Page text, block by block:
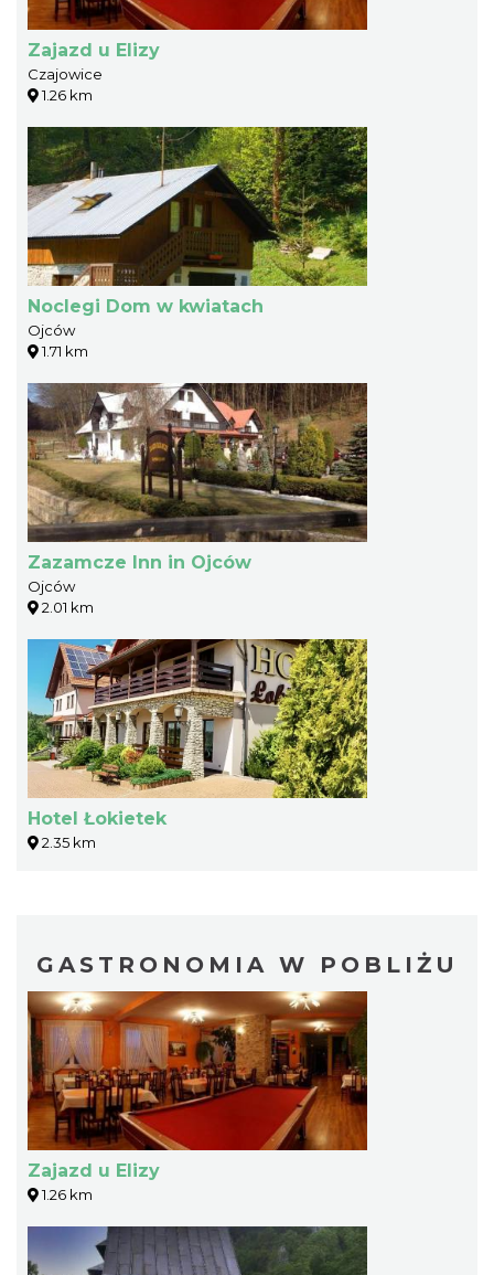
Zajazd u Elizy
Czajowice
1.26 km
Noclegi Dom w kwiatach
Ojców
1.71 km
Zazamcze Inn in Ojców
Ojców
2.01 km
Hotel Łokietek
2.35 km
GASTRONOMIA W POBLIŻU
Zajazd u Elizy
1.26 km